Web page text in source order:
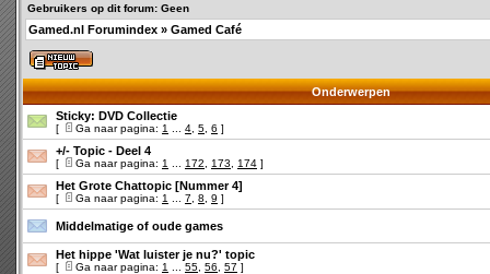
Gebruikers op dit forum: Geen
Gamed.nl Forumindex » Gamed Café
Onderwerpen
Sticky: DVD Collectie
[ Ga naar pagina: 1 4 5 6 ]
+/- Topic - Deel 4
[ Ga naar pagina: 1 172 173 174 ]
Het Grote Chattopic [Nummer 4]
[ Ga naar pagina: 1 7 8 9 ]
Middelmatige of oude games
Het hippe 'Wat luister je nu?' topic
[ Ga naar pagina: 1 55 56 57 ]